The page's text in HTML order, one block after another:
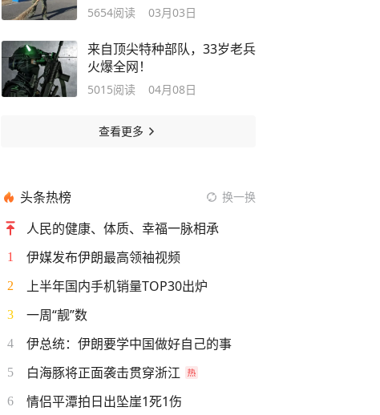
5654阅读 03月03日
来自顶尖特种部队，33岁老兵
火爆全网！
5015阅读 04月08日
查看更多
头条热榜 换一换
人民的健康、体质、幸福一脉相承
1 伊媒发布伊朗最高领袖视频
2 上半年国内手机销量TOP30出炉
3 一周“靓”数
4 伊总统：伊朗要学中国做好自己的事
5 白海豚将正面袭击贯穿浙江
6 情侣平潭拍日出坠崖1死1伤